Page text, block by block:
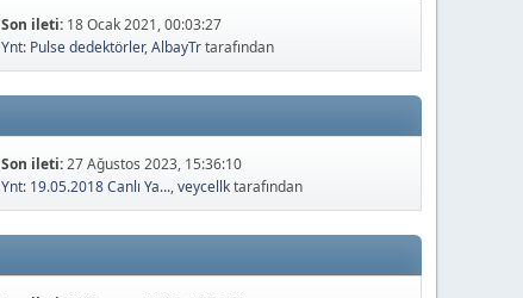
Son ileti: 18 Ocak 2021, 00:03:27
Ynt: Pulse dedektörler,AlbayTrtarafından
Son ileti:27 Ağustos 2023, 15:36:10
Ynt: 19.05.2018 Canlı Ya...,veycellktarafından